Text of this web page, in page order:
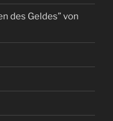
des Geldes” von